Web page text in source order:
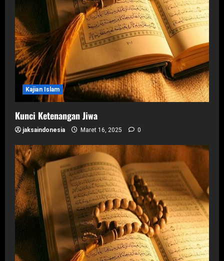
Kajian Islam
Kunci Ketenangan Jiwa
jaksaindonesia Maret 16, 2025 0